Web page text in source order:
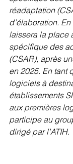
réadaptation
d’élaboration.
laissera la place
spécifique des
(CSAR), après
en 2025. En tant
logiciels à
établissements
aux premières
participe au
dirigé par l’ATIH.